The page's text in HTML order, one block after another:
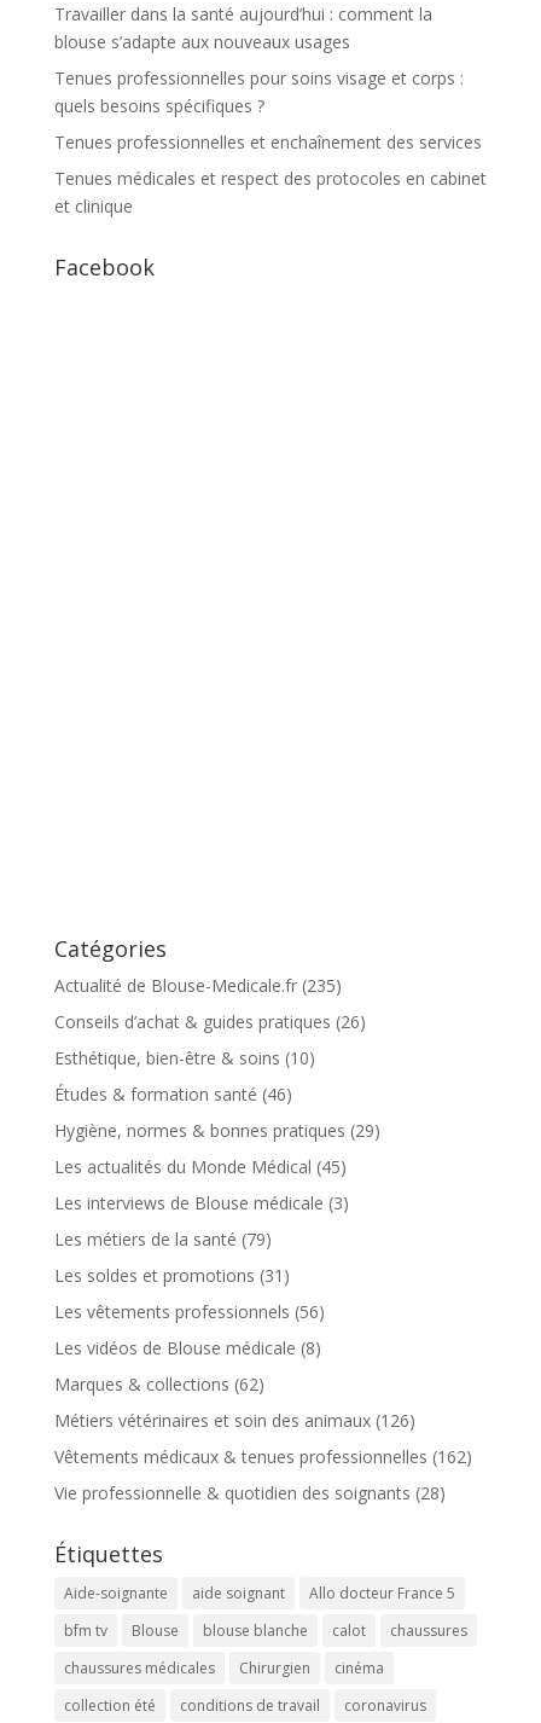
Travailler dans la santé aujourd’hui : comment la
blouse s’adapte aux nouveaux usages
Tenues professionnelles pour soins visage et corps :
quels besoins spécifiques ?
Tenues professionnelles et enchaînement des services
Tenues médicales et respect des protocoles en cabinet
et clinique
Facebook
Catégories
Actualité de Blouse-Medicale.fr(235)
Conseils d’achat & guides pratiques (26)
Esthétique, bien-être & soins (10)
Études & formation santé (46)
Hygiène, normes & bonnes pratiques (29)
Les actualités du Monde Médical (45)
Les interviews de Blouse médicale (3)
Les métiers de la santé (79)
Les soldes et promotions (31)
Les vêtements professionnels (56)
Les vidéos de Blouse médicale (8)
Marques & collections (62)
Métiers vétérinaires et soin des animaux(126)
Vêtements médicaux & tenues professionnelles (162)
Vie professionnelle & quotidien des soignants (28)
Étiquettes
Aide-soignante aide soignant
Allo docteur France 5
bfm tv
Blouse blouse blanche calot
chaussures
chaussures médicales
Chirurgien
cinéma
collection été
conditions de travail coronavirus